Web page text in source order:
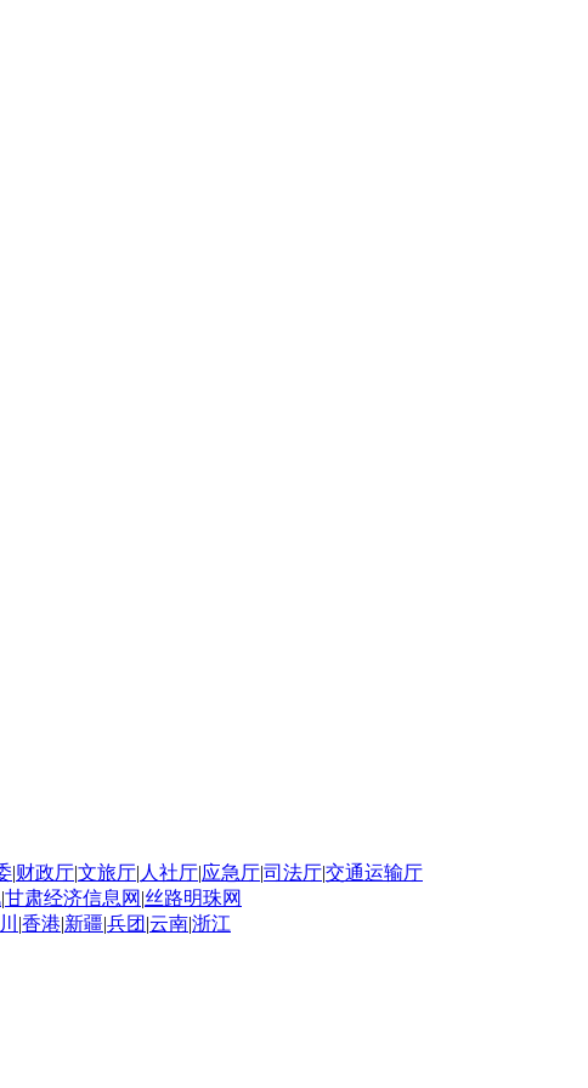
|财政厅|文旅厅| 人社厅|应急厅|司法厅|交通运输厅
|甘肃经济信息网 |丝路明珠网
|香港|新疆|兵团 |云南|浙江